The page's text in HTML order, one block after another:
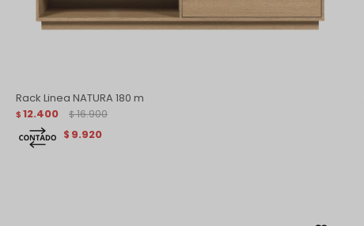
Rack Linea NATURA 180 m
$ 12.400 $ 16.900
$ 9.920